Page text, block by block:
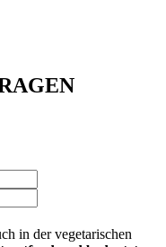
in der vegetarischen